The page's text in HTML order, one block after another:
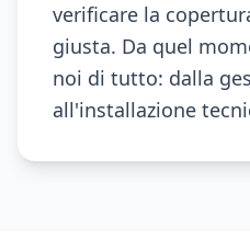
verificare la
giusta. Da quel
noi di tutto: dalla
all'installazione